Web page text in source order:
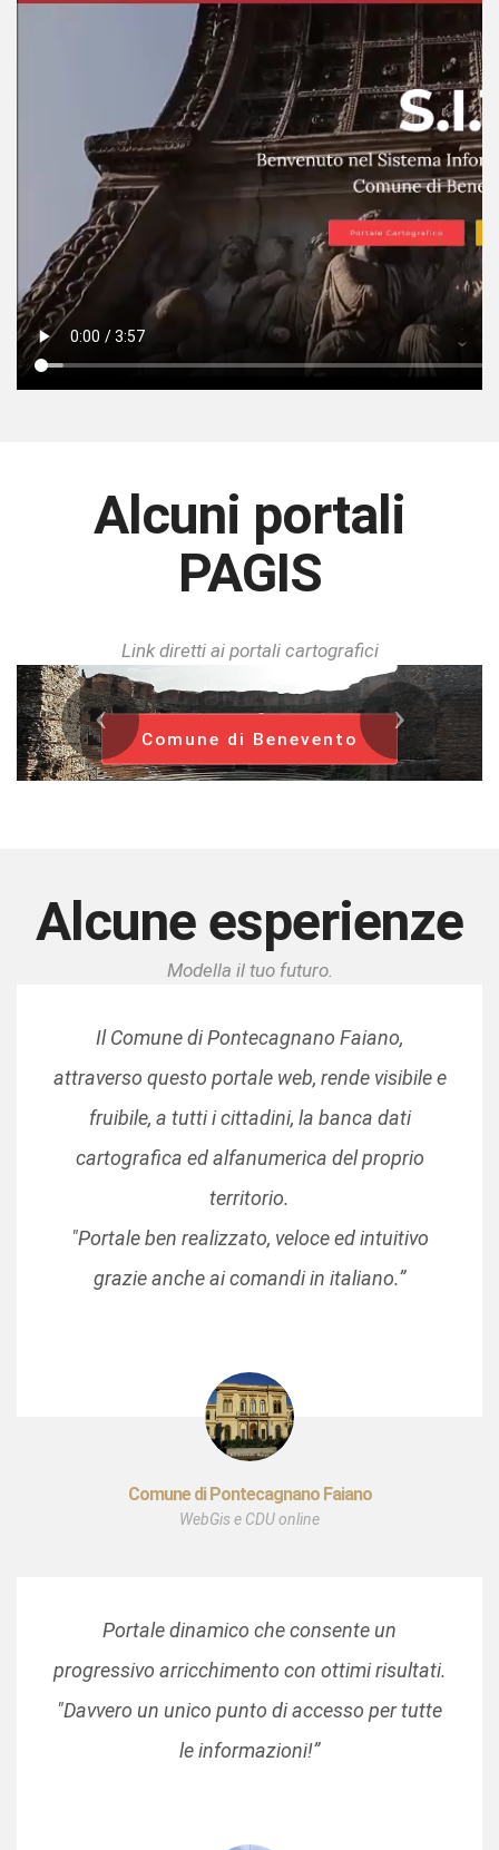
Alcuni portali
PAGIS
Link diretti ai portali cartografici
Comune di Baronissi
Precedente
Alcune esperienze
Modella il tuo futuro.
Il Comune di Pontecagnano Faiano,
attraverso questo portale web, rende visibile e
fruibile, a tutti i cittadini, la banca dati
cartografica ed alfanumerica del proprio
territorio.
"Portale ben realizzato, veloce ed intuitivo
grazie anche ai comandi in italiano.”
Comune di Pontecagnano Faiano
WebGis e CDU online
Portale dinamico che consente un
progressivo arricchimento con ottimi risultati.
"Davvero un unico punto di accesso per tutte
le informazioni!”